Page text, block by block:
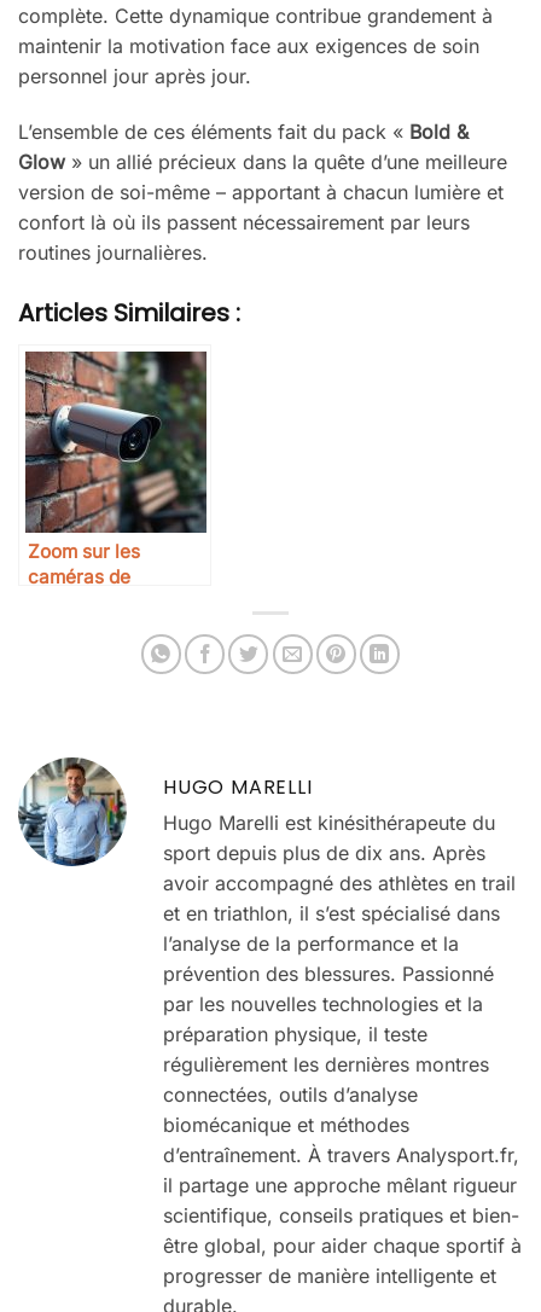
complète. Cette dynamique contribue grandement à
maintenir la motivation face aux exigences de soin
personnel jour après jour.
L’ensemble de ces éléments fait du pack « Bold &
Glow » un allié précieux dans la quête d’une meilleure
version de soi-même – apportant à chacun lumière et
confort là où ils passent nécessairement par leurs
routines journalières.
Articles Similaires :
Zoom sur les
caméras de
conseils pratiques
HUGO MARELLI
Hugo Marelli est kinésithérapeute du
sport depuis plus de dix ans. Après
avoir accompagné des athlètes en trail
et en triathlon, il s’est spécialisé dans
l’analyse de la performance et la
prévention des blessures. Passionné
par les nouvelles technologies et la
préparation physique, il teste
régulièrement les dernières montres
connectées, outils d’analyse
biomécanique et méthodes
d’entraînement. À travers Analysport.fr,
il partage une approche mêlant rigueur
scientifique, conseils pratiques et bien-
être global, pour aider chaque sportif à
progresser de manière intelligente et
durable.